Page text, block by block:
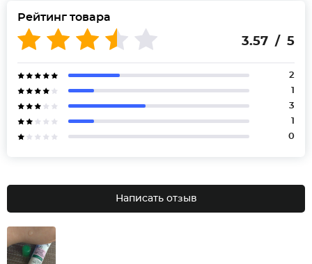
Рейтинг товара
3.57 / 5
2
1
3
1
0
Написать отзыв